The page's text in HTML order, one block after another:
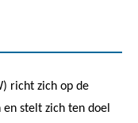
richt zich op de
stelt zich ten doel